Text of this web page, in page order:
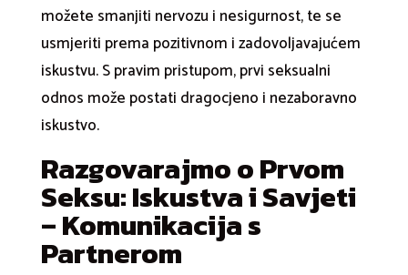
možete smanjiti nervozu i nesigurnost, te se
usmjeriti prema pozitivnom i zadovoljavajućem
iskustvu. S pravim pristupom, prvi seksualni
odnos može postati dragocjeno i nezaboravno
iskustvo.
Razgovarajmo o Prvom
Seksu: Iskustva i Savjeti
– Komunikacija s
Partnerom